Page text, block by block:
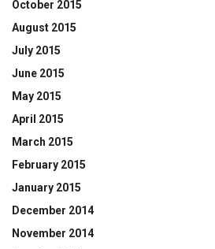
October 2015
August 2015
July 2015
June 2015
May 2015
April 2015
March 2015
February 2015
January 2015
December 2014
November 2014